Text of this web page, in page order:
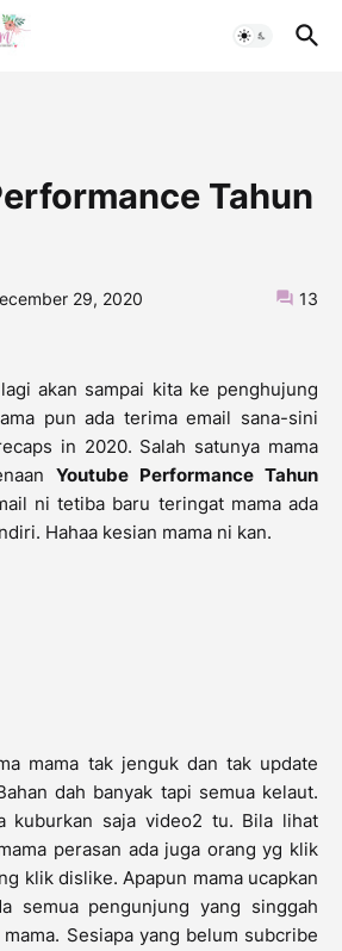
Tahun
29, 2020 13
akan sampai kita ke penghujung
pun ada terima email sana-sini
in 2020. Salah satunya mama
Youtube Performance Tahun
ni tetiba baru teringat mama ada
Hahaa kesian mama ni kan.
mama tak jenguk dan tak update
dah banyak tapi semua kelaut.
kuburkan saja video2 tu. Bila lihat
perasan ada juga orang yg klik
klik dislike. Apapun mama ucapkan
semua pengunjung yang singgah
Sesiapa yang belum subcribe